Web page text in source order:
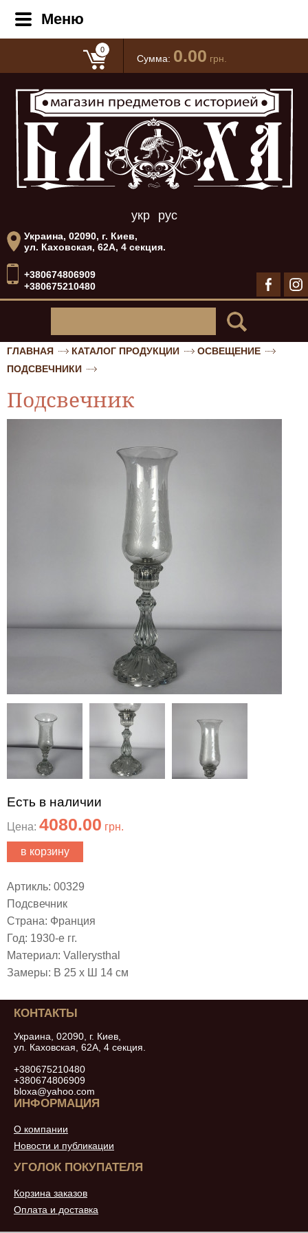
0
Сумма: 0.00 грн.
укр рус
Украина, 02090, г. Киев,
ул. Каховская, 62А, 4 секция.
+380674806909
+380675210480
Меню
ГЛАВНАЯ КАТАЛОГ ПРОДУКЦИИ
ОСВЕЩЕНИЕ
ПОДСВЕЧНИКИ
Подсвечник
Есть в наличии
Цена: 4080.00 грн.
в корзину
Артикль: 00329
Подсвечник
Страна: Франция
Год: 1930-е гг.
Материал: Vallerysthal
Замеры: В 25 х Ш 14 см
КОНТАКТЫ
Украина, 02090, г. Киев,
ул. Каховская, 62А, 4 секция.
+380675210480
+380674806909
bloxa@yahoo.com
ИНФОРМАЦИЯ
О компании
Новости и публикации
УГОЛОК ПОКУПАТЕЛЯ
Корзина заказов
Оплата и доставка